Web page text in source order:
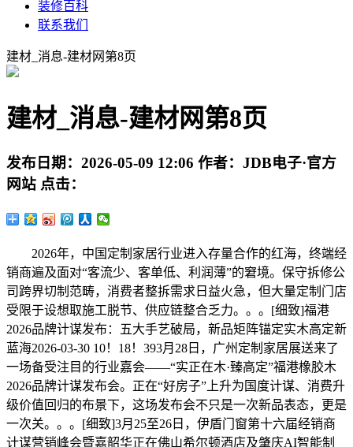
装修百科
联系我们
建材_消息-建材网第8页
建材_消息-建材网第8页
发布日期： 2026-05-09 12:06 作者： JDB电子·官方
网站 点击：
2026年，中国定制家居行业进入存量合作的红海，终端经
销商遍及面对“客流少、客单低、利润薄”的窘境。保守拆修公
司跨界切制范畴，消费者整拆需求日益火急，但大量定制门店
受限于设想取施工脱节、供应链整合乏力。。。[细致]福港
2026品牌计谋发布：五大手艺破局，新品矩阵锚定实木高定新
蓝海2026-03-30 10！18！393月28日，广州定制家居展送来了
一场备受注目的行业嘉会——“实正在木·臻高定”福港橡胶木
2026品牌计谋发布会。正在“好房子”上升为国度计谋、消费升
级价值回归的布景下，这场发布会不只是一次新品表态，更是
一次关。。。[细致]3月25至26日，伊盾门窗第十六届经销商
计谋营销峰会暨嘉韶华正在佛山希尔顿酒店及肇庆AI智能制